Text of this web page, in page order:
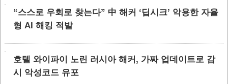
“스스로 우회로 찾는다” 中 해커 ‘딥시크’ 악용한 자율
형 AI 해킹 적발
호텔 와이파이 노린 러시아 해커, 가짜 업데이트로 감
시 악성코드 유포